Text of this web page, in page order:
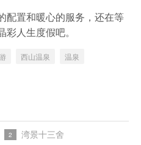
配置和暖心的服务，还在等
人生度假吧。
西山温泉 温泉
2 湾景十三舍